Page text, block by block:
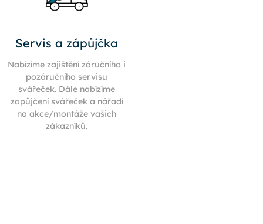
Servis a zápůjčka
Nabízíme zajištění záručního i
pozáručního servisu
svářeček. Dále nabízíme
zapůjčení svářeček a nářadí
na akce/montáže vašich
zákazníků.